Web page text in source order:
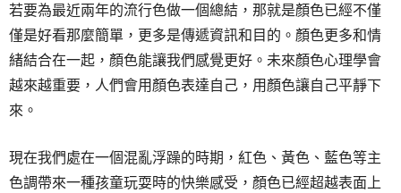
若要為最近兩年的流行色做一個總結，那就是顏色已經不僅
僅是好看那麼簡單，更多是傳遞資訊和目的。顏色更多和情
緒結合在一起，顏色能讓我們感覺更好。未來顏色心理學會
越來越重要，人們會用顏色表達自己，用顏色讓自己平靜下
來。
現在我們處在一個混亂浮躁的時期，紅色、黃色、藍色等主
色調帶來一種孩童玩耍時的快樂感受，顏色已經超越表面上